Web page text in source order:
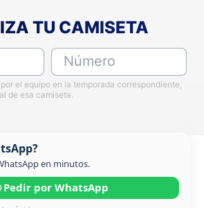
TU CAMISETA
Número
el equipo en la temporada correspondiente,
de esa camiseta.
en minutos.
Pedir por WhatsApp